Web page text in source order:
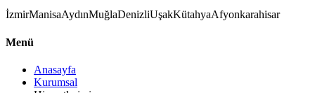
İzmirManisaAydınMuğlaDenizliUşakKütahyaAfyonkarahisar
Menü
Anasayfa
Kurumsal